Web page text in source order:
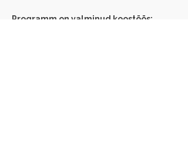
Programm on valminud koostöös: